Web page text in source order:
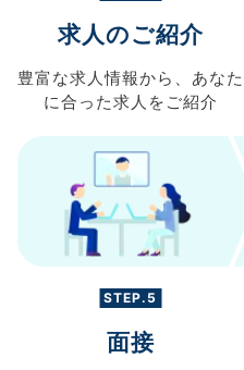
求人のご紹介
豊富な求人情報から、 あなた
に合った求人を ご紹介
STEP.5
面接